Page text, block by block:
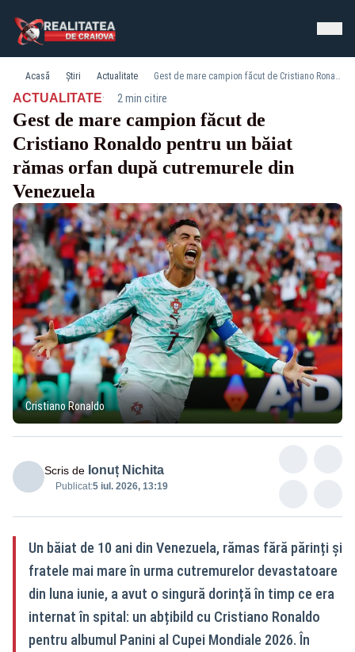
Acasă Știri Actualitate Gest de mare campion făcut de Cristiano Ronaldo pentru un băiat rămas orfan după cutremurele din Venezuela
ACTUALITATE· 2 min citire
Gest de mare campion făcut de
Cristiano Ronaldo pentru un băiat
rămas orfan după cutremurele din
Venezuela
Cristiano Ronaldo
Scris de Ionuț Nichita
Publicat:5 iul. 2026, 13:19
Un băiat de 10 ani din Venezuela, rămas fără părinți și
fratele mai mare în urma cutremurelor devastatoare
din luna iunie, a avut o singură dorință în timp ce era
internat în spital: un abțibild cu Cristiano Ronaldo
pentru albumul Panini al Cupei Mondiale 2026. În